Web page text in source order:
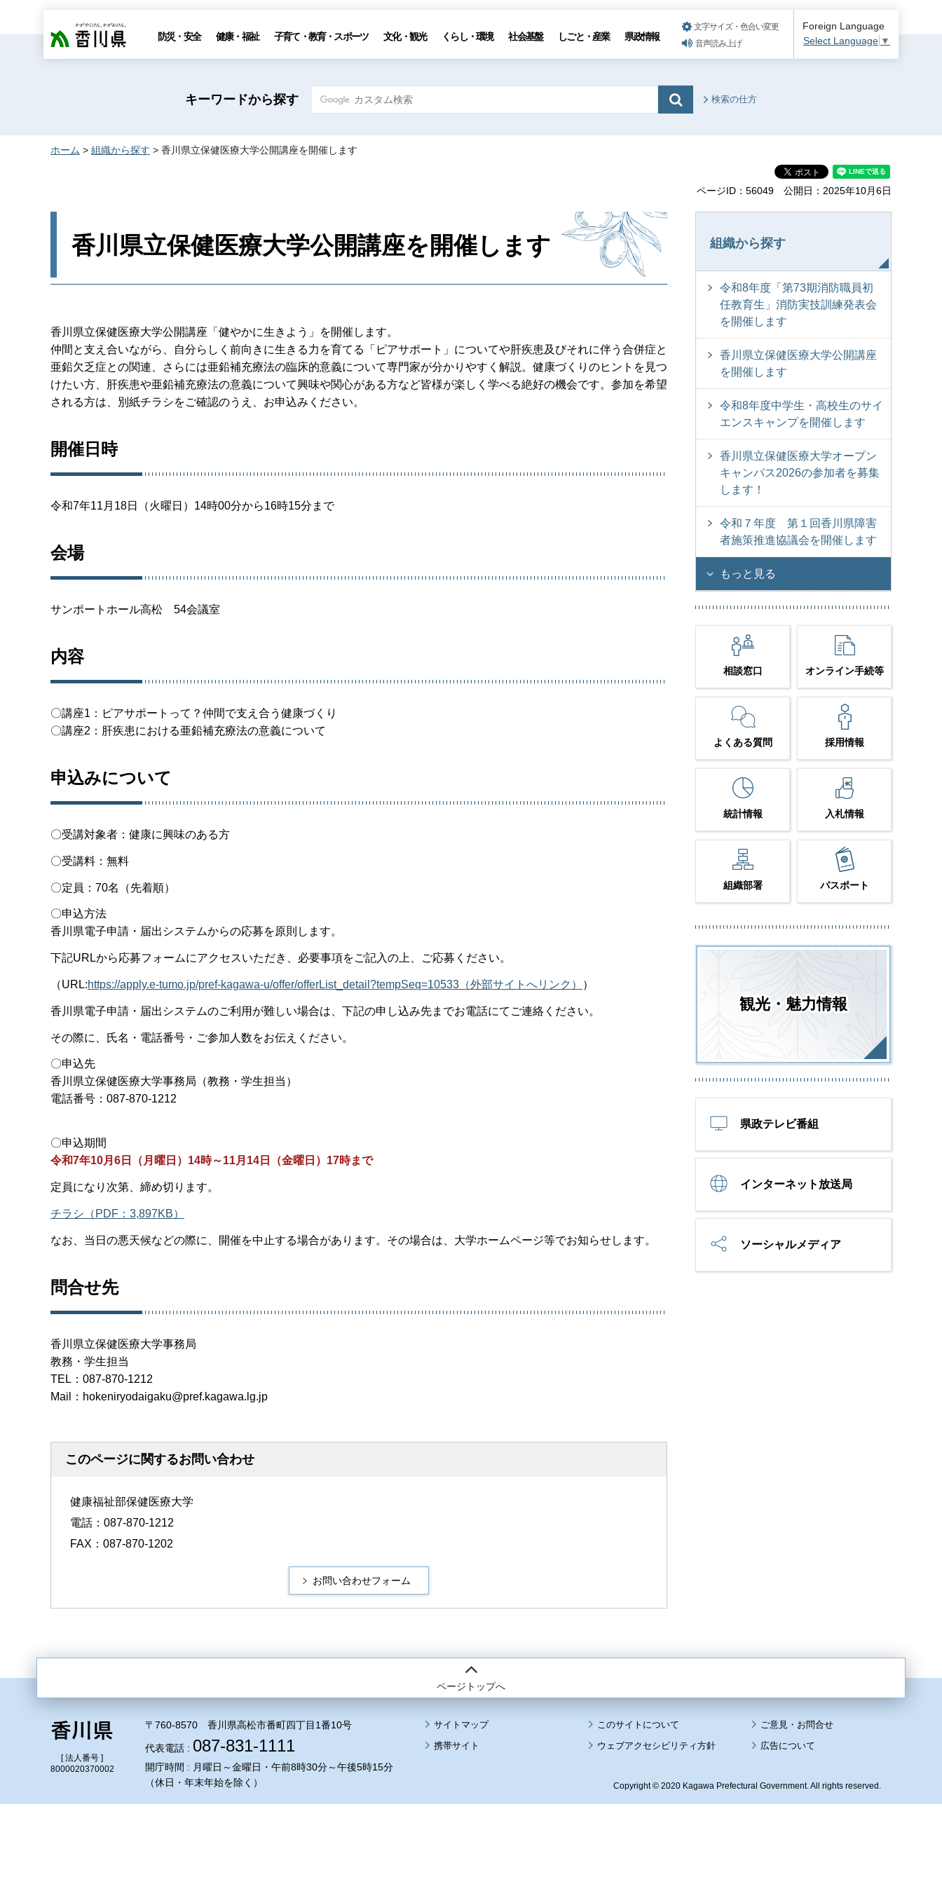
香川県 防災・安全 健康・福祉 子育て・教育・スポーツ 文化・観光 くらし・環境 社会基盤 しごと・産業 県政情報
文字サイズ・色合い変更
音声読み上げ
Foreign Language
Select Language ▼
キーワードから探す 検索の仕方
ホーム > 組織から探す > 香川県立保健医療大学公開講座を開催します
ページID：56049 公開日：2025年10月6日
香川県立保健医療大学公開講座を開催します
香川県立保健医療大学公開講座「健やかに生きよう」を開催します。
仲間と支え合いながら、自分らしく前向きに生きる力を育てる「ピアサポート」についてや肝疾患及びそれに伴う合併症と
亜鉛欠乏症との関連、さらには亜鉛補充療法の臨床的意義について専門家が分かりやすく解説。健康づくりのヒントを見つ
けたい方、肝疾患や亜鉛補充療法の意義について興味や関心がある方など皆様が楽しく学べる絶好の機会です。参加を希望
される方は、別紙チラシをご確認のうえ、お申込みください。
開催日時
令和7年11月18日（火曜日）14時00分から16時15分まで
会場
サンポートホール高松 54会議室
内容
〇講座1：ピアサポートって？仲間で支え合う健康づくり
〇講座2：肝疾患における亜鉛補充療法の意義について
申込みについて
〇受講対象者：健康に興味のある方
〇受講料：無料
〇定員：70名（先着順）
〇申込方法
香川県電子申請・届出システムからの応募を原則します。
下記URLから応募フォームにアクセスいただき、必要事項をご記入の上、ご応募ください。
（URL:https://apply.e-tumo.jp/pref-kagawa-u/offer/offerList_detail?tempSeq=10533（外部サイトへリンク） ）
香川県電子申請・届出システムのご利用が難しい場合は、下記の申し込み先までお電話にてご連絡ください。
その際に、氏名・電話番号・ご参加人数をお伝えください。
〇申込先
香川県立保健医療大学事務局（教務・学生担当）
電話番号：087-870-1212
〇申込期間
令和7年10月6日（月曜日）14時～11月14日（金曜日）17時まで
定員になり次第、締め切ります。
チラシ（PDF：3,897KB）
なお、当日の悪天候などの際に、開催を中止する場合があります。その場合は、大学ホームページ等でお知らせします。
問合せ先
香川県立保健医療大学事務局
教務・学生担当
TEL：087-870-1212
Mail：hokeniryodaigaku@pref.kagawa.lg.jp
このページに関するお問い合わせ
健康福祉部保健医療大学
電話：087-870-1212
FAX：087-870-1202
組織から探す
令和8年度「第73期消防職員初
任教育生」消防実技訓練発表会
を開催します
香川県立保健医療大学公開講座
を開催します
令和8年度中学生・高校生のサイ
エンスキャンプを開催します
香川県立保健医療大学オープン
キャンパス2026の参加者を募集
します！
令和７年度 第１回香川県障害
者施策推進協議会を開催します
もっと見る
相談窓口 オンライン手続等
よくある質問 採用情報
統計情報 入札情報
組織部署 パスポート
観光・魅力情報
県政テレビ番組
インターネット放送局
ソーシャルメディア
ページトップへ
[ 法人番号 ]
8000020370002
〒760-8570 香川県高松市番町四丁目1番10号
代表電話 : 087-831-1111
開庁時間 : 月曜日～金曜日・午前8時30分～午後5時15分
（休日・年末年始を除く）
サイトマップ
このサイトについて
携帯サイト
ウェブアクセシビリティ方針 広告について
Copyright © 2020 Kagawa Prefectural Government. All rights reserved.